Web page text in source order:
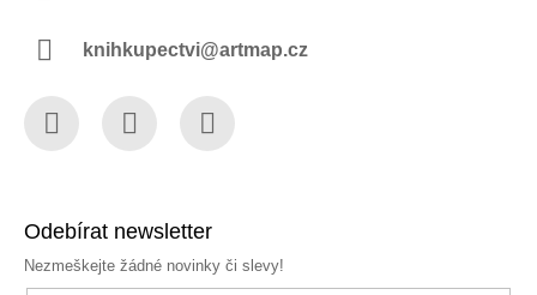
knihkupectvi@artmap.cz
Odebírat newsletter
Nezmeškejte žádné novinky či slevy!